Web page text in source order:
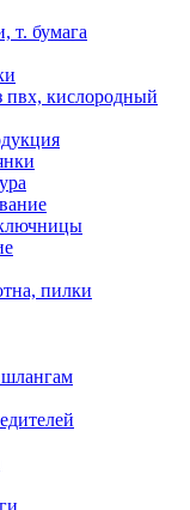
т. бумага
кислородный
пилки